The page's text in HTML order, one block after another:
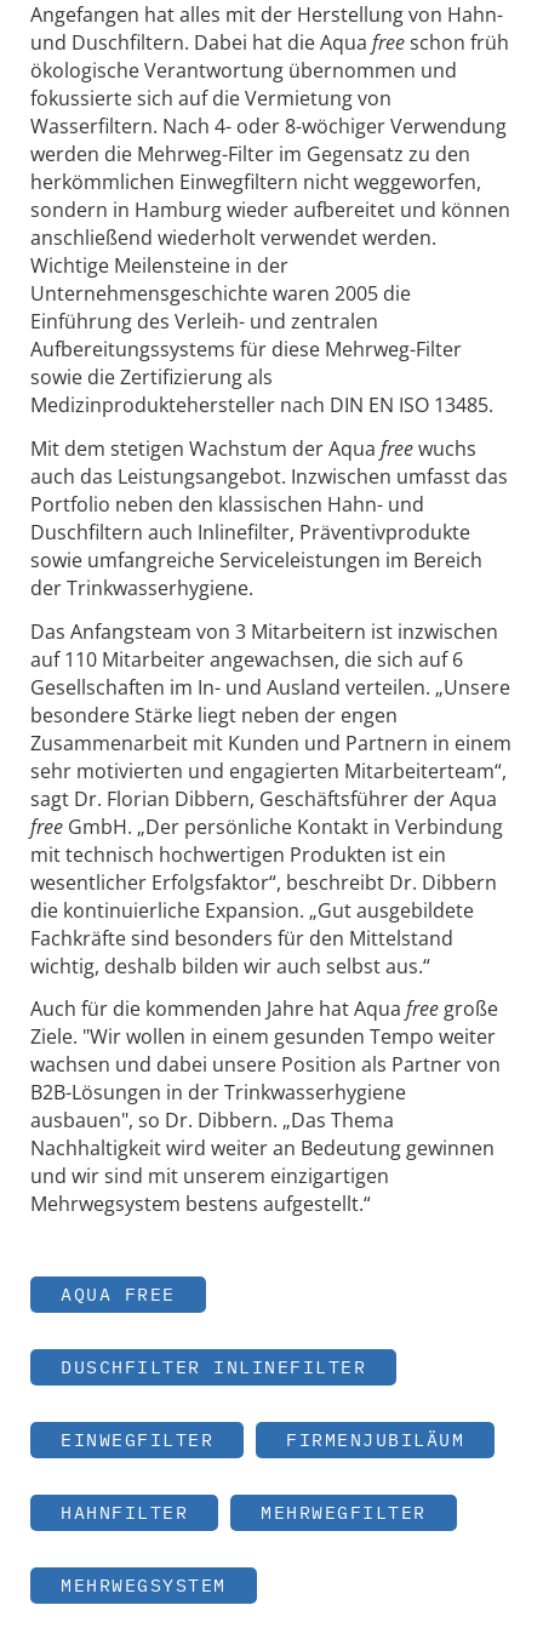
Angefangen hat alles mit der Herstellung von Hahn-
und Duschfiltern. Dabei hat die Aqua freeschon früh
ökologische Verantwortung übernommen und
fokussierte sich auf die Vermietung von
Wasserfiltern. Nach 4- oder 8-wöchiger Verwendung
werden die Mehrweg-Filter im Gegensatz zu den
herkömmlichen Einwegfiltern nicht weggeworfen,
sondern in Hamburg wieder aufbereitet und können
anschließend wiederholt verwendet werden.
Wichtige Meilensteine in der
Unternehmensgeschichte waren 2005 die
Einführung des Verleih- und zentralen
Aufbereitungssystems für diese Mehrweg-Filter
sowie die Zertifizierung als
Medizinproduktehersteller nach DIN EN ISO 13485.
Mit dem stetigen Wachstum der Aqua freewuchs
auch das Leistungsangebot. Inzwischen umfasst das
Portfolio neben den klassischen Hahn- und
Duschfiltern auch Inlinefilter, Präventivprodukte
sowie umfangreiche Serviceleistungen im Bereich
der Trinkwasserhygiene.
Das Anfangsteam von 3 Mitarbeitern ist inzwischen
auf 110 Mitarbeiter angewachsen, die sich auf 6
Gesellschaften im In- und Ausland verteilen. „Unsere
besondere Stärke liegt neben der engen
Zusammenarbeit mit Kunden und Partnern in einem
sehr motivierten und engagierten Mitarbeiterteam“,
sagt Dr. Florian Dibbern, Geschäftsführer der Aqua
free GmbH. „Der persönliche Kontakt in Verbindung
mit technisch hochwertigen Produkten ist ein
wesentlicher Erfolgsfaktor“, beschreibt Dr. Dibbern
die kontinuierliche Expansion. „Gut ausgebildete
Fachkräfte sind besonders für den Mittelstand
wichtig, deshalb bilden wir auch selbst aus.“
Auch für die kommenden Jahre hat Aqua freegroße
Ziele. "Wir wollen in einem gesunden Tempo weiter
wachsen und dabei unsere Position als Partner von
B2B-Lösungen in der Trinkwasserhygiene
ausbauen", so Dr. Dibbern. „Das Thema
Nachhaltigkeit wird weiter an Bedeutung gewinnen
und wir sind mit unserem einzigartigen
Mehrwegsystem bestens aufgestellt.“
AQUA FREE
DUSCHFILTER INLINEFILTER
EINWEGFILTER FIRMENJUBILÄUM
HAHNFILTER MEHRWEGFILTER
MEHRWEGSYSTEM